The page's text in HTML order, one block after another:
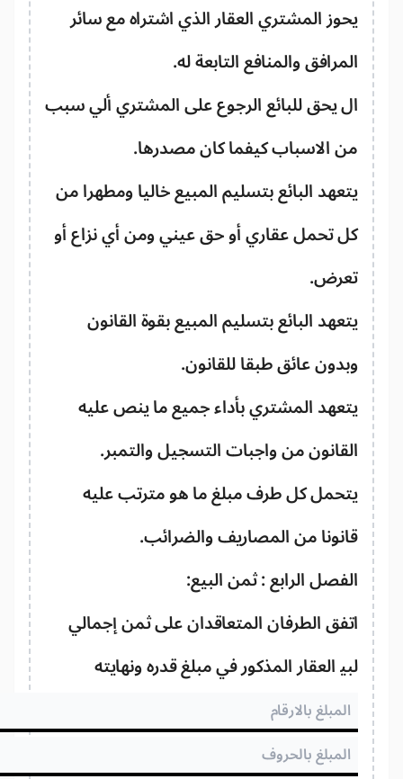
المشتري العقار الذي اشتراه مع سائر
والمنافع التابعة له.
يحق للبائع الرجوع على المشتري ألي سبب
الاسباب كيفما كان مصدرها.
البائع بتسليم المبيع خاليا ومطهرا من
تحمل عقاري أو حق عيني ومن أي نزاع أو
البائع بتسليم المبيع بقوة القانون
عائق طبقا للقانون.
المشتري بأداء جميع ما ينص عليه
من واجبات التسجيل والتمبر.
كل طرف مبلغ ما هو مترتب عليه
من المصاريف والضرائب.
الرابع : ثمن البيع:
الطرفان المتعاقدان على ثمن إجمالي
العقار المذكور في مبلغ قدره ونهايته